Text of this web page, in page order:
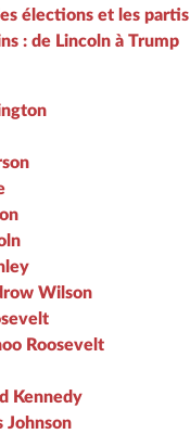
élections et les partis
: de Lincoln à Trump
Wilson
Roosevelt
Kennedy
Johnson